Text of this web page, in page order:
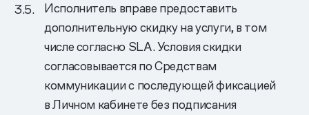
Исполнитель вправе предоставить
дополнительную скидку на услуги, в том
числе согласно SLA. Условия скидки
согласовывается по Средствам
коммуникации с последующей фиксацией
в Личном кабинете без подписания